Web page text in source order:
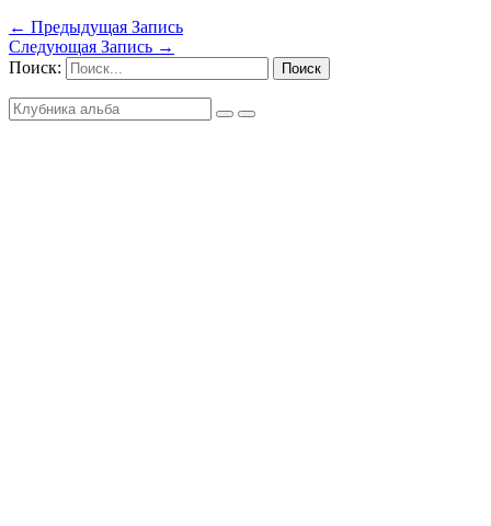
← Предыдущая Запись
Следующая Запись →
Поиск: